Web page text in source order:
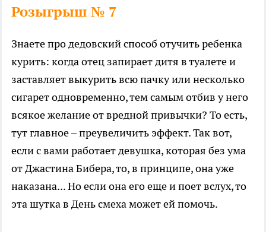
Розыгрыш № 7
Знаете про дедовский способ отучить ребенка
курить: когда отец запирает дитя в туалете и
заставляет выкурить всю пачку или несколько
сигарет одновременно, тем самым отбив у него
всякое желание от вредной привычки? То есть,
тут главное – преувеличить эффект. Так вот,
если с вами работает девушка, которая без ума
от Джастина Бибера, то, в принципе, она уже
наказана... Но если она его еще и поет вслух, то
эта шутка в День смеха может ей помочь.